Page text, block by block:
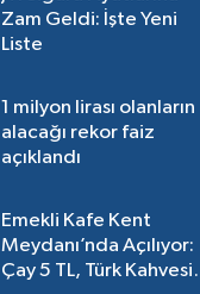
Zam Geldi: İşte Yeni
Liste
1 milyon lirası olanların
alacağı rekor faiz
açıklandı
Emekli Kafe Kent
Meydanı’nda Açılıyor:
Çay 5 TL, Türk Kahvesi